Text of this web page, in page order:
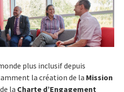
plus inclusif depuis
la création de la Mission
la Charte d’Engagement